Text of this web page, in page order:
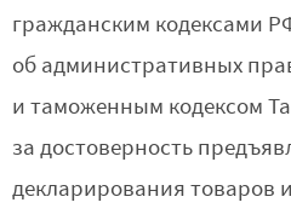
гражданским кодексами
об административных
и таможенным кодексом
за достоверность
декларирования товаров